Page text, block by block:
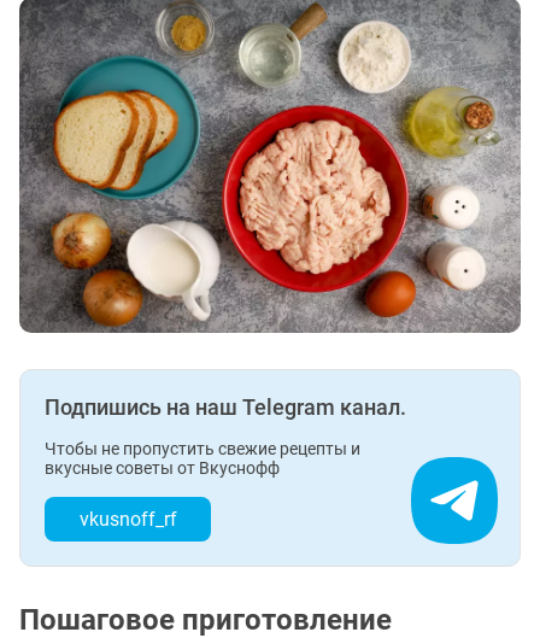
Подпишись на наш Telegram канал.
Чтобы не пропустить свежие рецепты и
вкусные советы от Вкуснофф
vkusnoff_rf
Пошаговое приготовление